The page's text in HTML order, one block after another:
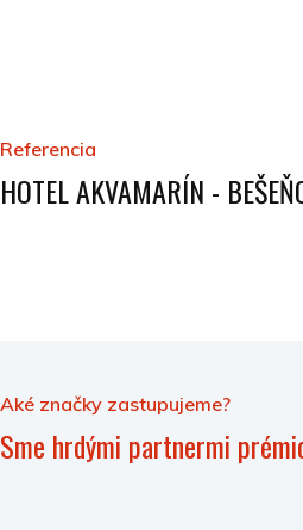
Referencia
HOTEL AKVAMARÍN -
Aké značky zastupujeme?
Sme hrdými partnermi